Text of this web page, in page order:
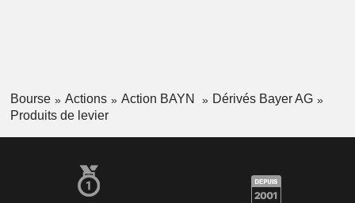
Bourse Actions Action BAYN
Dérivés Bayer AG
Produits de levier